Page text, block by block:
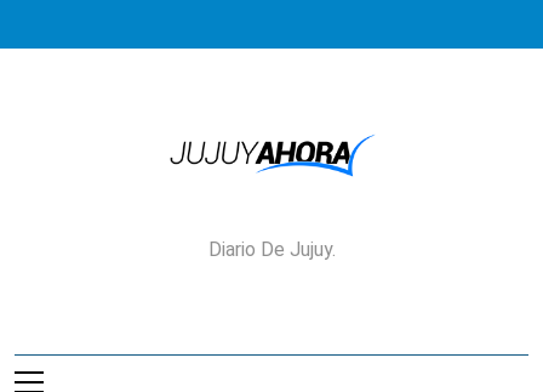
Jujuy Ahora!
Diario De Jujuy.